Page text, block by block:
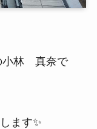
小林 真奈で
ます✨